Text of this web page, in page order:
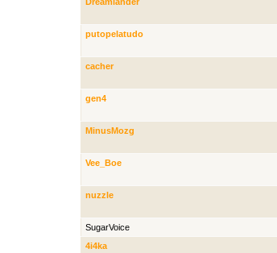
putopelatudo
cacher
gen4
MinusMozg
Vee_Boe
nuzzle
SugarVoice
4i4ka